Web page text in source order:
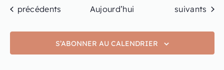
Évènements
précédents Aujourd’hui Évènements
suivants
S’ABONNER AU CALENDRIER